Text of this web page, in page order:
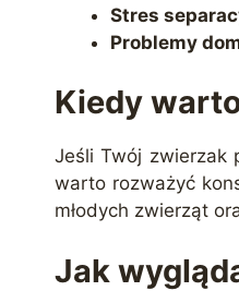
Stres
Problemy
Kiedy
Jeśli Twój zwierzak
warto rozważyć
młodych zwierząt
Jak